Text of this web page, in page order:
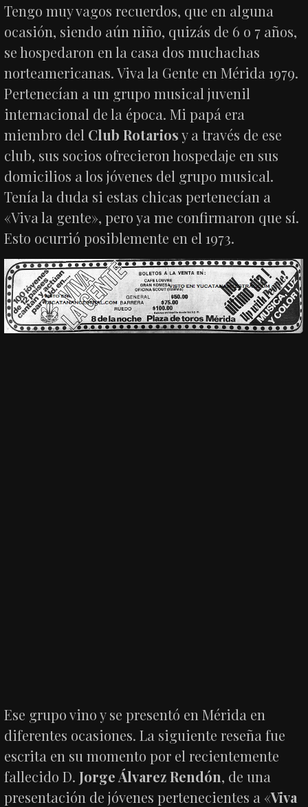
Tengo muy vagos recuerdos, que en alguna
ocasión, siendo aún niño, quizás de 6 o 7 años,
se hospedaron en la casa dos muchachas
norteamericanas. Viva la Gente en Mérida 1979.
Pertenecían a un grupo musical juvenil
internacional de la época. Mi papá era
miembro del Club Rotariosy a través de ese
club, sus socios ofrecieron hospedaje en sus
domicilios a los jóvenes del grupo musical.
Tenía la duda si estas chicas pertenecían a
«Viva la gente», pero ya me confirmaron que sí.
Esto ocurrió posiblemente en el 1973.
Ese grupo vino y se presentó en Mérida en
diferentes ocasiones. La siguiente reseña fue
escrita en su momento por el recientemente
fallecido D.Jorge Álvarez Rendón, de una
presentación de jóvenes pertenecientes a «Viva